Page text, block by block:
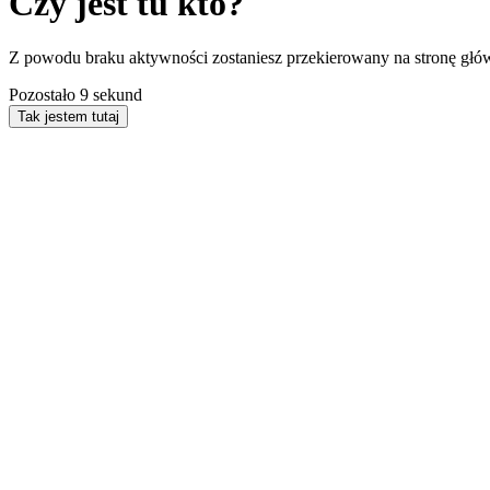
Z powodu braku aktywności zostaniesz przekierowany na stronę
Pozostało 9 sekund
Tak jestem tutaj